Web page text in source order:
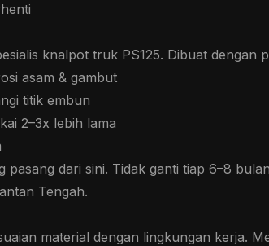
knalpot truk PS125. Dibuat dengan
asam & gambut
titik embun
2–3x lebih lama
pasang dari sini. Tidak ganti tiap 6–8
Tengah.
material dengan lingkungan kerja.